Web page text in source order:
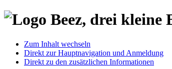
Zum Inhalt wechseln
Direkt zur Hauptnavigation und Anmeldung
Direkt zu den zusätzlichen Informationen